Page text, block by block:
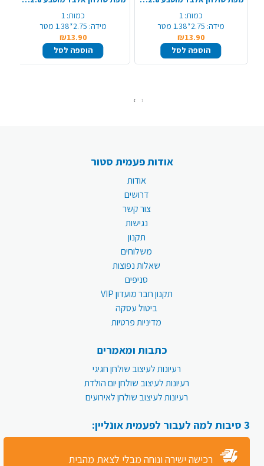
כמות: 1
מידה: 2.75*1.38 מטר
₪13.90
הוספה לסל
כמות: 1
מידה: 2.75*1.38 מטר
₪13.90
הוספה לסל
‹
›
אודות פעמית סטור
אודות
דרושים
צור קשר
נגישות
תקנון
משלוחים
שאלות נפוצות
סניפים
תקנון חבר מועדון VIP
ביטול עסקה
מדיניות פרטיות
כתבות ומאמרים
רעיונות לעיצוב שולחן חגיגי
רעיונות לעיצוב שולחן יום הולדת
רעיונות לעיצוב שולחן לאירועים
3 סיבות למה לעבור לפעמית אונליין:
רכישה ישירה ונוחה מבלי לצאת מהבית